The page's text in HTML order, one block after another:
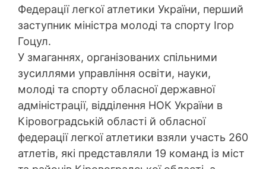
Федерації легкої атлетики України, перший
заступник міністра молоді та спорту Ігор
Гоцул.
У змаганнях, організованих спільними
зусиллями управління освіти, науки,
молоді та спорту обласної державної
адміністрації, відділення НОК України в
Кіровоградській області й обласної
федерації легкої атлетики взяли участь 260
атлетів, які представляли 19 команд із міст